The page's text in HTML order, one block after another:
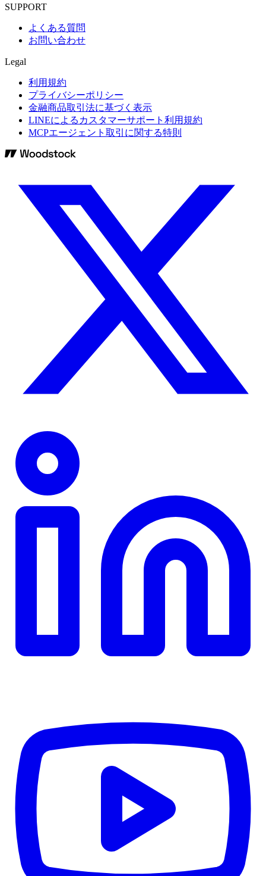
SUPPORT
よくある質問
お問い合わせ
Legal
利用規約
プライバシーポリシー
金融商品取引法に基づく表示
LINEによるカスタマーサポート利用規約
MCPエージェント取引に関する特則